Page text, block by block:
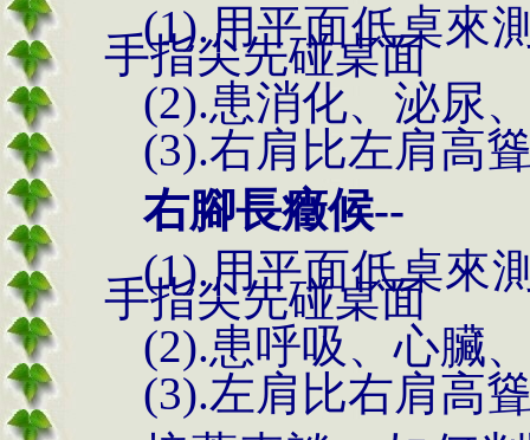
(1).用平面低桌來
手指尖先碰桌面
(2).患消化、泌尿
(3).右肩比左肩高
右腳長癥候--
(1).用平面低桌來
手指尖先碰桌面
(2).患呼吸、心臟
(3).左肩比右肩高